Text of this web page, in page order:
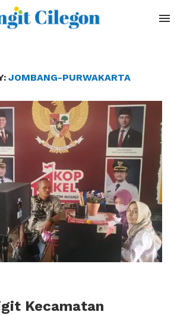
JOMBANG-PURWAKARTA
Kecamatan